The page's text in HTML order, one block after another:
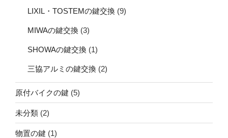
LIXIL・TOSTEMの鍵交換 (9)
MIWAの鍵交換 (3)
SHOWAの鍵交換 (1)
三協アルミの鍵交換 (2)
原付バイクの鍵 (5)
未分類 (2)
物置の鍵 (1)